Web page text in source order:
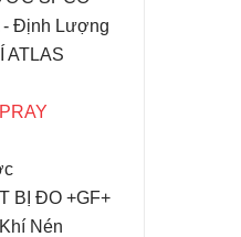
- Định Lượng
ATLAS
BỊ ĐO +GF+
Nén